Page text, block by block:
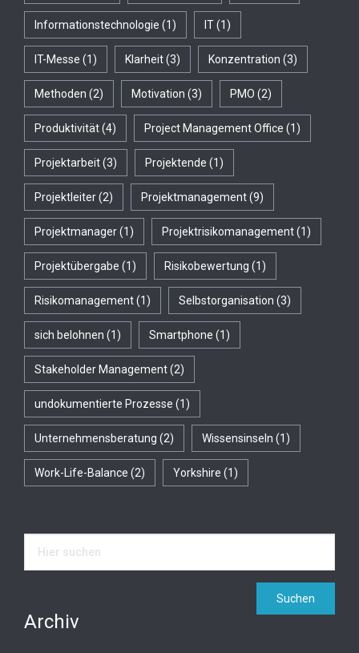
Informationstechnologie (1) IT(1)
IT-Messe (1) Klarheit(3) Konzentration (3)
Methoden (2) Motivation (3) PMO (2)
Produktivität(4) Project Management Office (1)
Projektarbeit(3) Projektende (1)
Projektleiter(2) Projektmanagement(9)
Projektmanager(1) Projektrisikomanagement(1)
Projektübergabe (1) Risikobewertung (1)
Risikomanagement(1) Selbstorganisation (3)
sich belohnen (1) Smartphone (1)
Stakeholder Management(2)
undokumentierte Prozesse (1)
Unternehmensberatung (2) Wissensinseln (1)
Work-Life-Balance (2) Yorkshire (1)
Archiv